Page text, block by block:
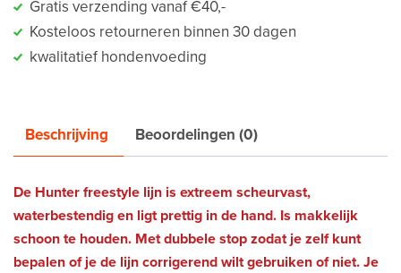
Gratis verzending vanaf €40,-
Kosteloos retourneren binnen 30 dagen
kwalitatief hondenvoeding
Beschrijving Beoordelingen (0)
De Hunter freestyle lijn is extreem scheurvast,
waterbestendig en ligt prettig in de hand. Is makkelijk
schoon te houden. Met dubbele stop zodat je zelf kunt
bepalen of je de lijn corrigerend wilt gebruiken of niet. Je